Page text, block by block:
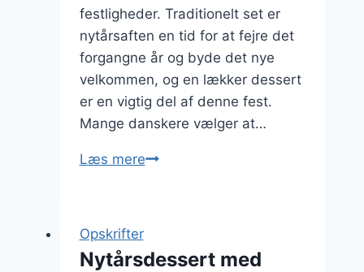
festligheder. Traditionelt set er
nytårsaften en tid for at fejre det
forgangne år og byde det nye
velkommen, og en lækker dessert
er en vigtig del af denne fest.
Mange danskere vælger at…
Læs mereNytårsdessert
Opskrifter
Nytårsdessert med